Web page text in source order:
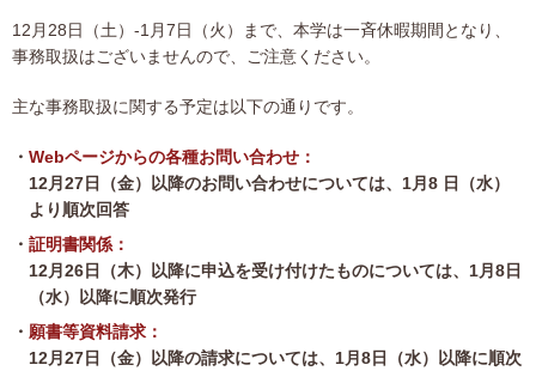
12月28日（土）-1月7日（火）まで、本学は一斉休暇期間となり、
事務取扱はございませんので、ご注意ください。
主な事務取扱に関する予定は以下の通りです。
Webページからの各種お問い合わせ：
12月27日（金）以降のお問い合わせについては、1月8 日（水）
より順次回答
証明書関係：
12月26日（木）以降に申込を受け付けたものについては、1月8日
（水）以降に順次発行
願書等資料請求：
12月27日（金）以降の請求については、1月8日（水）以降に順次